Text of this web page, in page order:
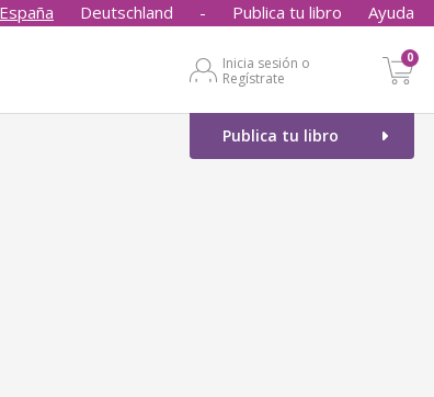
España Deutschland - Publica tu libro Ayuda
Inicia sesión o
Regístrate
0
Publica tu libro